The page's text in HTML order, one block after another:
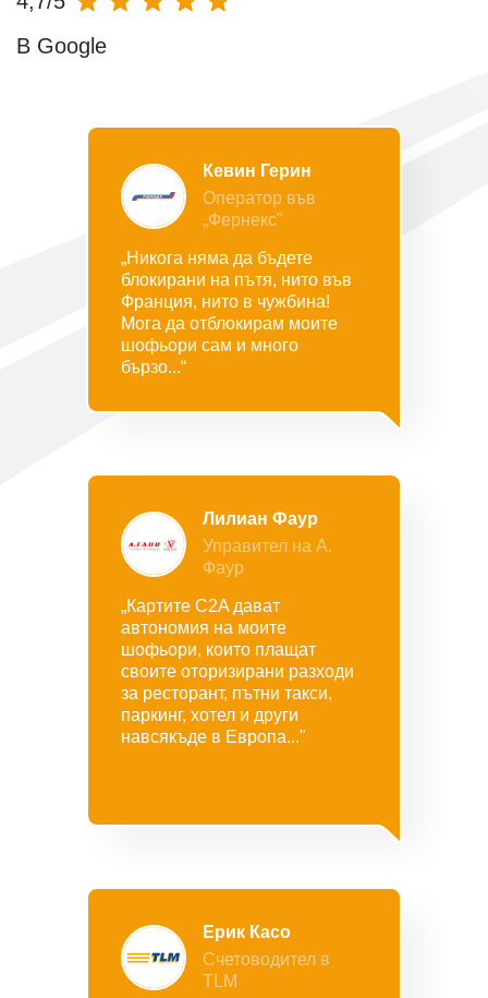
В Google
Кевин Герин
Оператор във
„Фернекс"
„Никога няма да бъдете
блокирани на пътя, нито във
Франция, нито в чужбина!
Мога да отблокирам моите
шофьори сам и много
бързо...“
Лилиан Фаур
Управител на А.
Фаур
„Картите C2A дават
автономия на моите
шофьори, които плащат
своите оторизирани разходи
за ресторант, пътни такси,
паркинг, хотел и други
навсякъде в Европа..."
Ерик Касо
Счетоводител в
TLM